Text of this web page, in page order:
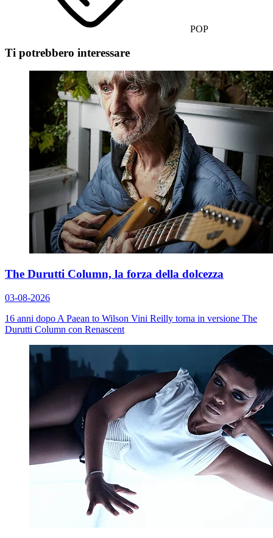
POP
Ti potrebbero interessare
The Durutti Column, la forza della dolcezza
03-08-2026
16 anni dopo A Paean to Wilson Vini Reilly torna in versione The
Durutti Column con Renascent